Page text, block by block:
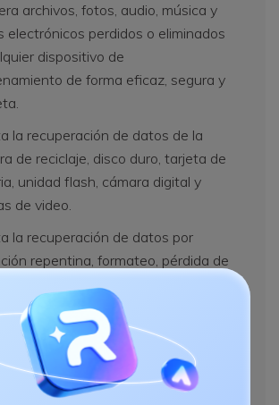
archivos, fotos, audio, música y
electrónicos perdidos o eliminados
dispositivo de
de forma eficaz, segura y
la recuperación de datos de la
de reciclaje, disco duro, tarjeta de
unidad flash, cámara digital y
de video.
la recuperación de datos por
repentina, formateo, pérdida de
ataque de virus, caída del
en diferentes situaciones.
Ahora